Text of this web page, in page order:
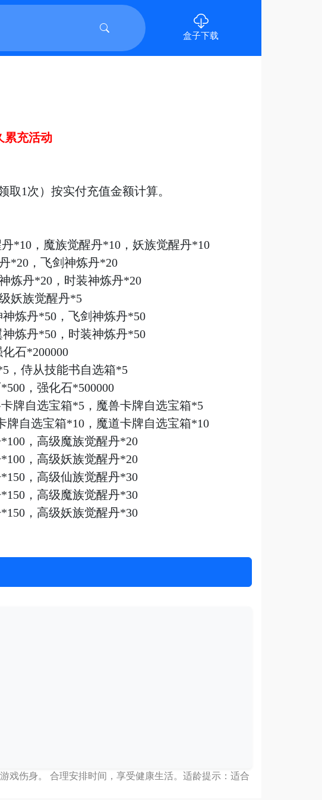
盒子下载
累充活动
取1次）按实付充值金额计算。
*10，魔族觉醒丹*10，妖族觉醒丹*10
*20，飞剑神炼丹*20
炼丹*20，时装神炼丹*20
妖族觉醒丹*5
炼丹*50，飞剑神炼丹*50
炼丹*50，时装神炼丹*50
石*200000
，侍从技能书自选箱*5
，强化石*500000
牌自选宝箱*5，魔兽卡牌自选宝箱*5
牌自选宝箱*10，魔道卡牌自选宝箱*10
，高级魔族觉醒丹*20
，高级妖族觉醒丹*20
，高级仙族觉醒丹*30
，高级魔族觉醒丹*30
，高级妖族觉醒丹*30
戏伤身。 合理安排时间，享受健康生活。适龄提示：适合